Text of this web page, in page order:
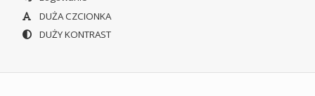
DUŻA CZCIONKA
DUŻY KONTRAST